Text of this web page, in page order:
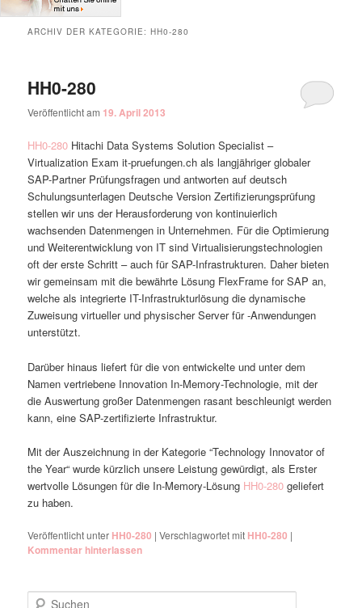
ARCHIV DER KATEGORIE:HH0-280
HH0-280
Veröffentlicht am 19. April 2013
HH0-280 Hitachi Data Systems Solution Specialist –
Virtualization Exam it-pruefungen.ch als langjähriger globaler
SAP-Partner Prüfungsfragen und antworten auf deutsch
Schulungsunterlagen Deutsche Version Zertifizierungsprüfung
stellen wir uns der Herausforderung von kontinuierlich
wachsenden Datenmengen in Unternehmen. Für die Optimierung
und Weiterentwicklung von IT sind Virtualisierungstechnologien
oft der erste Schritt – auch für SAP-Infrastrukturen. Daher bieten
wir gemeinsam mit die bewährte Lösung FlexFrame for SAP an,
welche als integrierte IT-Infrastrukturlösung die dynamische
Zuweisung virtueller und physischer Server für -Anwendungen
unterstützt.
Darüber hinaus liefert für die von entwickelte und unter dem
Namen vertriebene Innovation In-Memory-Technologie, mit der
die Auswertung großer Datenmengen rasant beschleunigt werden
kann, eine SAP-zertifizierte Infrastruktur.
Mit der Auszeichnung in der Kategorie “Technology Innovator of
the Year“ wurde kürzlich unsere Leistung gewürdigt, als Erster
wertvolle Lösungen für die In-Memory-Lösung HH0-280geliefert
zu haben.
Veröffentlicht unter HH0-280 |Verschlagwortet mit HH0-280 |
Kommentar hinterlassen
Suchen